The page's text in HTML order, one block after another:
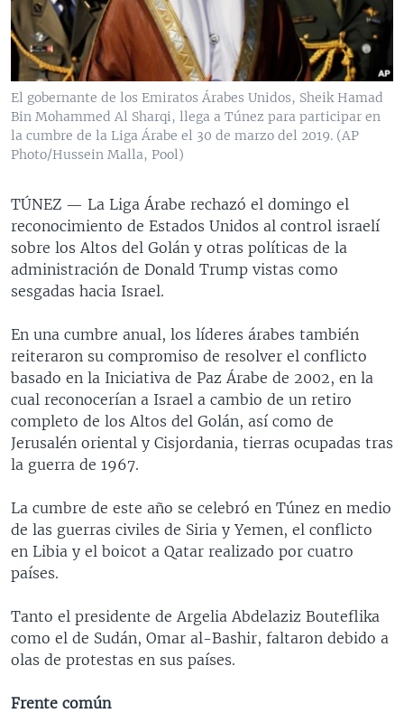
VENEZUELA
BRASIL
NICARAGUA
ECONOMÍA
ENTRETENIMIENTO Y CULTURA
TECNOLOGÍA
DEPORTES
CIENCIA Y SALUD
MULTIMEDIA
VIDEOS
FOTOGRAFÍA
AUDIOS
PROGRAMAS TV
EL MUNDO AL DÍA
FORO INTERAMERICANO
VISIÓN 360
PANORAMA
RADIO
AVANCE INFORMATIVO
AUDIONOTICIAS
ESTADOS UNIDOS AL DÍA
EL MUNDO AL DÍA [RADIO]
FORO [RADIO]
NOTA ECONÓMICA
ENTRETENIMIENTO
DIRECT
DOCUMENTALES DE LA VOA
Learning English
SÍGANOS
Idiomas
El gobernante de los Emiratos Árabes Unidos, Sheik Hamad
Bin Mohammed Al Sharqi, llega a Túnez para participar en
la cumbre de la Liga Árabe el 30 de marzo del 2019. (AP
Photo/Hussein Malla, Pool)
TÚNEZ — La Liga Árabe rechazó el domingo el
reconocimiento de Estados Unidos al control israelí
sobre los Altos del Golán y otras políticas de la
administración de Donald Trump vistas como
sesgadas hacia Israel.
En una cumbre anual, los líderes árabes también
reiteraron su compromiso de resolver el conflicto
basado en la Iniciativa de Paz Árabe de 2002, en la
cual reconocerían a Israel a cambio de un retiro
completo de los Altos del Golán, así como de
Jerusalén oriental y Cisjordania, tierras ocupadas tras
la guerra de 1967.
La cumbre de este año se celebró en Túnez en medio
de las guerras civiles de Siria y Yemen, el conflicto
en Libia y el boicot a Qatar realizado por cuatro
países.
Tanto el presidente de Argelia Abdelaziz Bouteflika
como el de Sudán, Omar al-Bashir, faltaron debido a
olas de protestas en sus países.
Frente común